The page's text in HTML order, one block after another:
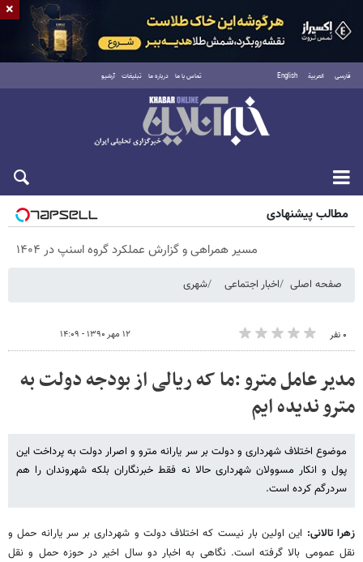
فارسی العربية English تماس با ما درباره ما تبلیغات آرشیو
پنجشنبه ۱۵ مرداد ۱۴۰۵
مطالب پیشنهادی
مسیر همراهی و گزارش عملکرد گروه اسنپ در ۱۴۰۴
صفحه اصلی اخبار اجتماعی شهری
۰ نفر ۱۲ مهر ۱۳۹۰ - ۱۴:۰۹
مدیر عامل مترو :ما که ریالی از بودجه دولت به
مترو ندیده ایم
موضوع اختلاف شهرداری و دولت بر سر یارانه مترو و اصرار دولت به پرداخت این
پول و انکار مسوولان شهرداری حالا نه فقط خبرنگاران بلکه شهروندان را هم
سردرگم کرده است.
زهرا تالانی: این اولین بار نیست که اختلاف دولت و شهرداری بر سر یارانه حمل و
نقل عمومی بالا گرفته است. نگاهی به اخبار دو سال اخیر در حوزه حمل و نقل
×